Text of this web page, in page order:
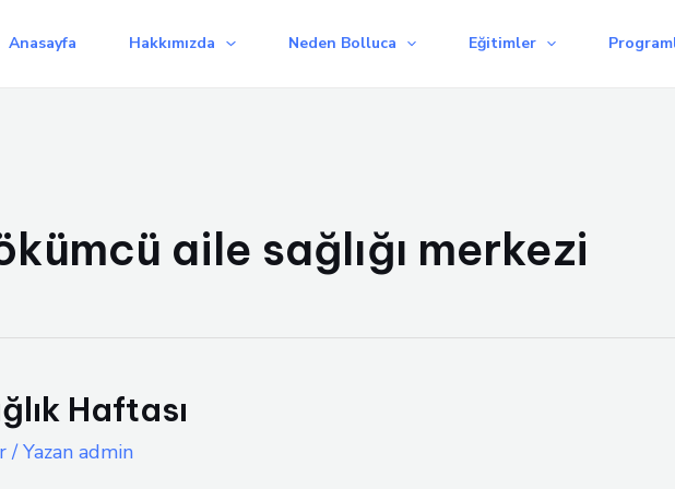
Anasayfa Hakkımızda Neden Bolluca Eğitimler
aile sağlığı merkezi
Haftası
/ Yazan admin